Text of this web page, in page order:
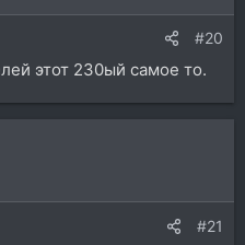
#20
этот 230ый самое то.
#21